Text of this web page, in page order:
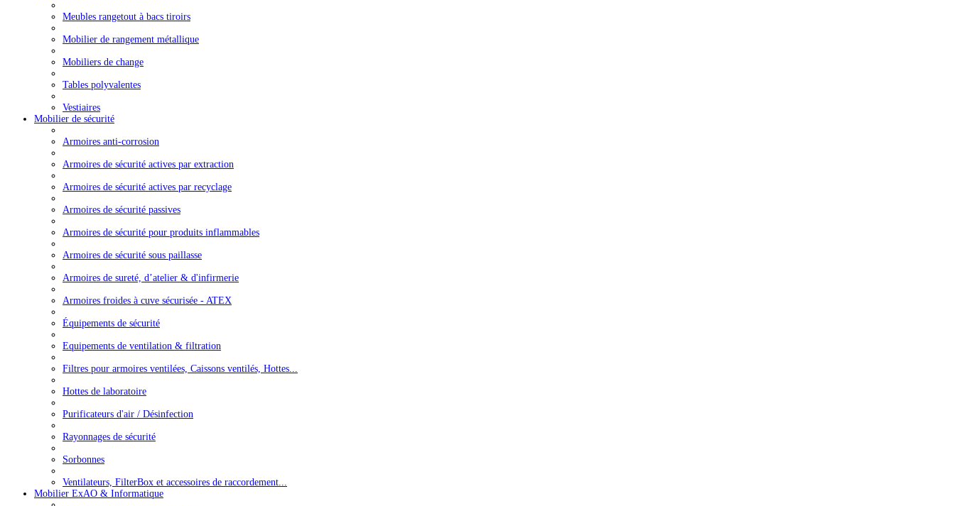
Meubles rangetout à bacs tiroirs
Mobilier de rangement métallique
Mobiliers de change
Tables polyvalentes
Vestiaires
Mobilier de sécurité
Armoires anti-corrosion
Armoires de sécurité actives par extraction
Armoires de sécurité actives par recyclage
Armoires de sécurité passives
Armoires de sécurité pour produits inflammables
Armoires de sécurité sous paillasse
Armoires de sureté, d’atelier & d'infirmerie
Armoires froides à cuve sécurisée - ATEX
Équipements de sécurité
Equipements de ventilation & filtration
Filtres pour armoires ventilées, Caissons ventilés, Hottes...
Hottes de laboratoire
Purificateurs d'air / Désinfection
Rayonnages de sécurité
Sorbonnes
Ventilateurs, FilterBox et accessoires de raccordement...
Mobilier ExAO & Informatique